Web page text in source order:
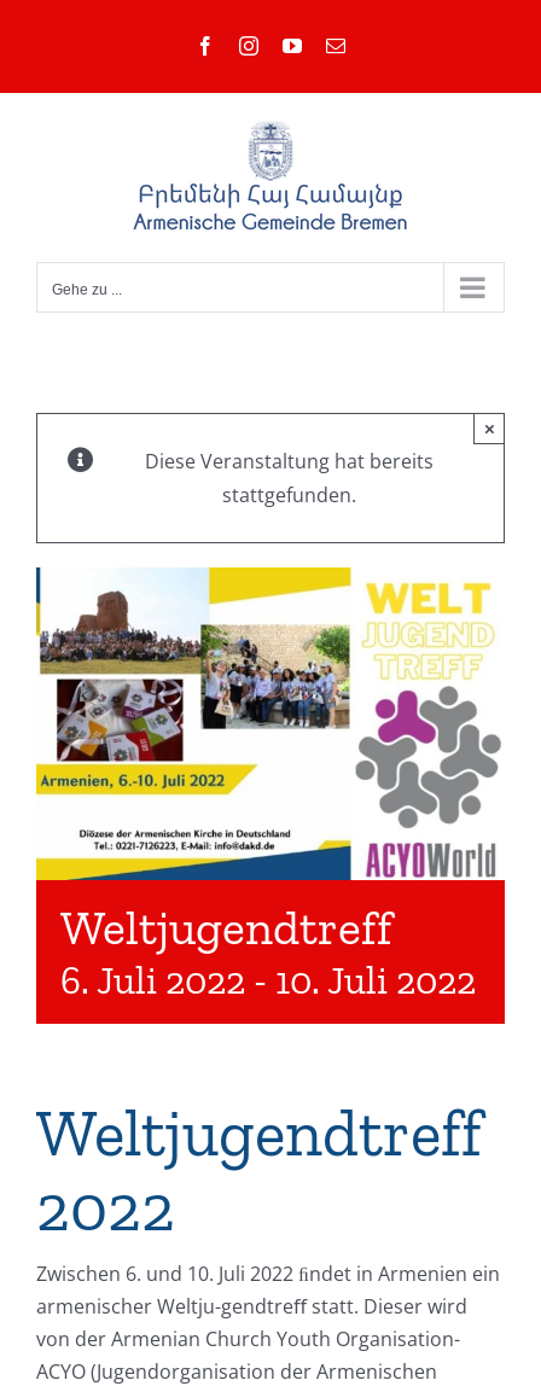
FacebookInstagramYouTube
E-
Gehe zu ...
Diese Veranstaltung hat bereits
stattgefunden.
×
Weltjugendtreff
6. Juli 2022 - 10. Juli 2022
Weltjugendtreff
2022
Zwischen 6. und 10. Juli 2022 ﬁndet in Armenien ein
armenischer Weltju-gendtreﬀ statt. Dieser wird
von der Armenian Church Youth Organisation-
ACYO (Jugendorganisation der Armenischen